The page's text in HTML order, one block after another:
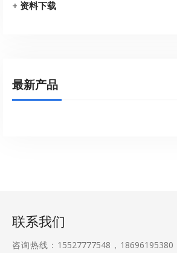
+ 资料下载
最新产品
联系我们
咨询热线：15527777548，